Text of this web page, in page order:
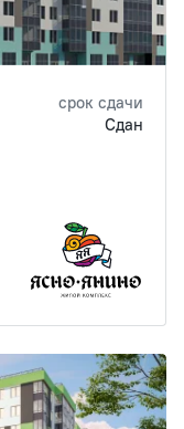
срок сдачи
Сдан